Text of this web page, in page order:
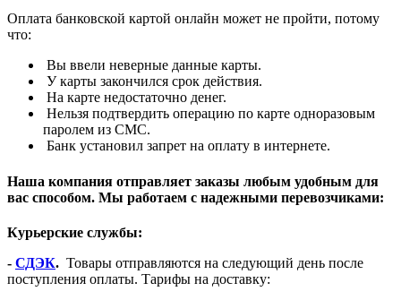
Оплата банковской картой онлайн может не пройти, потому
что:
Вы ввели неверные данные карты.
У карты закончился срок действия.
На карте недостаточно денег.
Нельзя подтвердить операцию по карте одноразовым
паролем из СМС.
Банк установил запрет на оплату в интернете.
Наша компания отправляет заказы любым удобным для
вас способом. Мы работаем с надежными перевозчиками:
Курьерские службы:
- СДЭК. Товары отправляются на следующий день после
поступления оплаты. Тарифы на доставку: